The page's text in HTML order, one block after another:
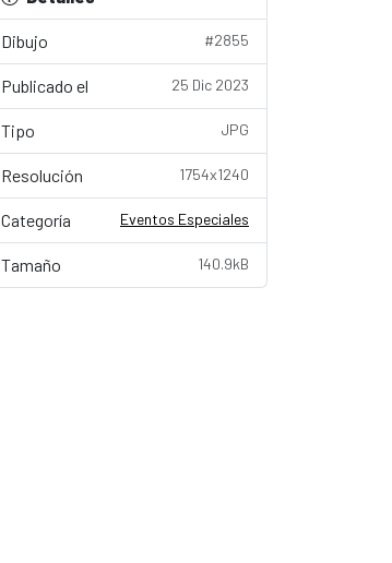
Dibujo #2855
Publicado el 25 Dic 2023
Tipo JPG
Resolución 1754x1240
Categoría Eventos Especiales
Tamaño 140.9kB